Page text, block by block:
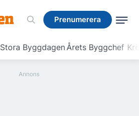
Prenumerera
Stora ByggdagenÅrets Byggchef
Prenumerera